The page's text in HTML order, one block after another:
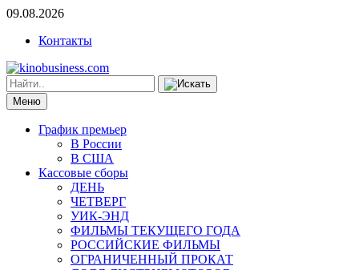
09.08.2026
Контакты
Меню
График премьер
В России
В США
Кассовые сборы
ДЕНЬ
ЧЕТВЕРГ
УИК-ЭНД
ФИЛЬМЫ ТЕКУЩЕГО ГОДА
РОССИЙСКИЕ ФИЛЬМЫ
ОГРАНИЧЕННЫЙ ПРОКАТ